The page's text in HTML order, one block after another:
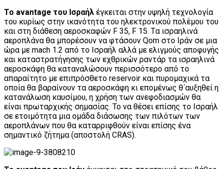
Το avantage του Ισραήλ έγκειται στην υψηλή τεχνολογία
του κυρίως στην ικανότητα του ηλεκτρονικού πολέμου του
και στη διάθεση αεροσκαφών F 35, F 15. Tα ισραηλινά
αεροπλάνα θα μπορέσουν να φτάσουν Qom στο Ιράν σε μια
ώρα με mach 1.2 από το Ισραήλ αλλά με ελιγμούς αποφυγής
και καταστρατήγησης των εχθρικών ραντάρ τα ισραηλινά
αεροσκάφη θα καταναλώσουν περισσότερο από το
απαραίτητο με επιπρόσθετο reservoir και πυρομαχικά τα
οποία θα βαραίνουν τα αεροσκάφη κι επομένως θ΄αυξηθεί η
κατανάλωση καυσίμου, η χρήση των ανεφοδιασμών θα
είναι πρωταρχικής σημασίας. Το να θέσει επίσης το Ισραήλ
σε ετοιμότητα μια ομάδα διάσωσης των πιλότων των
αεροπλάνων που θα καταρριφθούν είναι επίσης ένα
σημαντικό ζήτημα (αποστολή CRAS).